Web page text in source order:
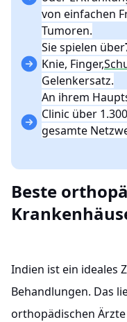
von einfachen
Tumoren.
Sie spielen über
Knie, Finger,
Gelenkersatz.
An ihrem
Clinic über
gesamte
Beste
Indien ist ein ideales
Behandlungen. Das
orthopädischen